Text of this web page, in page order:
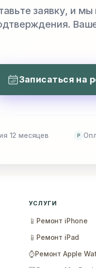
заявку, и
Записаться на
12 месяцев P
УСЛУГИ
📱 Ремонт iPhone
📱 Ремонт iPad
⌚Ремонт Apple